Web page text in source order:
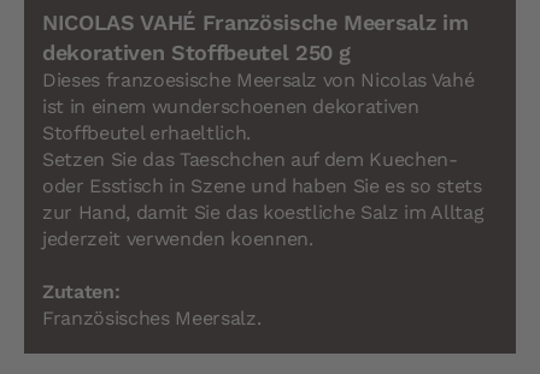
NICOLAS VAHÉ Französische Meersalz im
dekorativen Stoffbeutel 250 g
Dieses franzoesische Meersalz von Nicolas Vahé
ist in einem wunderschoenen dekorativen
Stoffbeutel erhaeltlich.
Setzen Sie das Taeschchen auf dem Kuechen-
oder Esstisch in Szene und haben Sie es so stets
zur Hand, damit Sie das koestliche Salz im Alltag
jederzeit verwenden koennen.
Zutaten:
Französisches Meersalz.